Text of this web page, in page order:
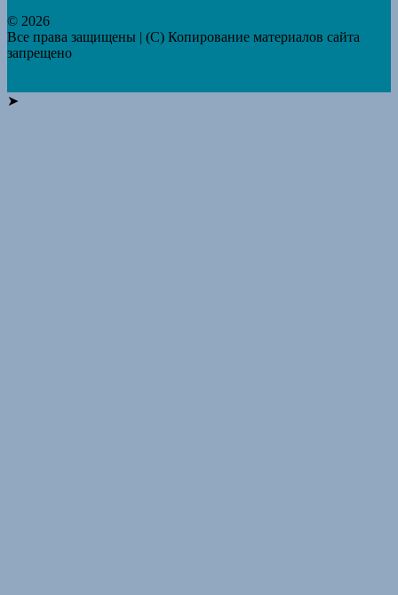
© 2026
Все права защищены | (C) Копирование материалов сайта
запрещено
➤